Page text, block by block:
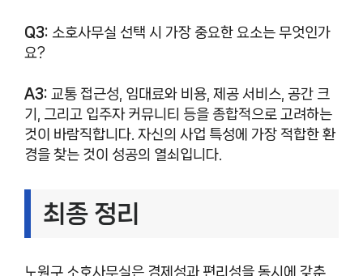
Q3: 소호사무실 선택 시 가장 중요한 요소는 무엇인가
요?
A3: 교통 접근성, 임대료와 비용, 제공 서비스, 공간 크
기, 그리고 입주자 커뮤니티 등을 종합적으로 고려하는
것이 바람직합니다. 자신의 사업 특성에 가장 적합한 환
경을 찾는 것이 성공의 열쇠입니다.
최종 정리
노원구 소호사무실은 경제성과 편리성을 동시에 갖춘